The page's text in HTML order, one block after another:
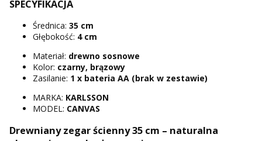
SPECYFIKACJA
Średnica: 35 cm
Głębokość: 4 cm
Materiał: drewno sosnowe
Kolor: czarny, brązowy
Zasilanie: 1 x bateria AA (brak w zestawie)
MARKA: KARLSSON
MODEL: CANVAS
Drewniany zegar ścienny 35 cm – naturalna